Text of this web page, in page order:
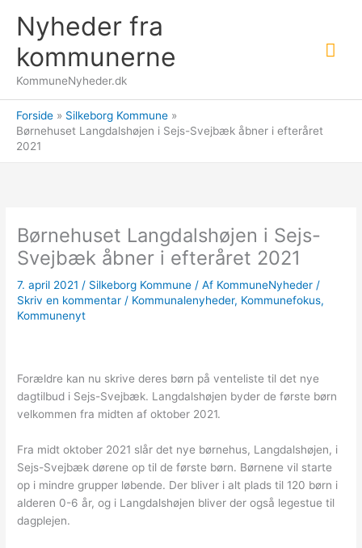
indholdet
Nyheder fra
kommunerne
KommuneNyheder.dk
Forside
Silkeborg Kommune
Børnehuset Langdalshøjen i Sejs-Svejbæk åbner i efteråret
2021
Børnehuset Langdalshøjen i Sejs-
Svejbæk åbner i efteråret 2021
7. april 2021 / Silkeborg Kommune / Af KommuneNyheder /
Skriv en kommentar / Kommunalenyheder, Kommunefokus,
Kommunenyt
Forældre kan nu skrive deres børn på venteliste til det nye
dagtilbud i Sejs-Svejbæk. Langdalshøjen byder de første børn
velkommen fra midten af oktober 2021.
Fra midt oktober 2021 slår det nye børnehus, Langdalshøjen, i
Sejs-Svejbæk dørene op til de første børn. Børnene vil starte
op i mindre grupper løbende. Der bliver i alt plads til 120 børn i
alderen 0-6 år, og i Langdalshøjen bliver der også legestue til
dagplejen.